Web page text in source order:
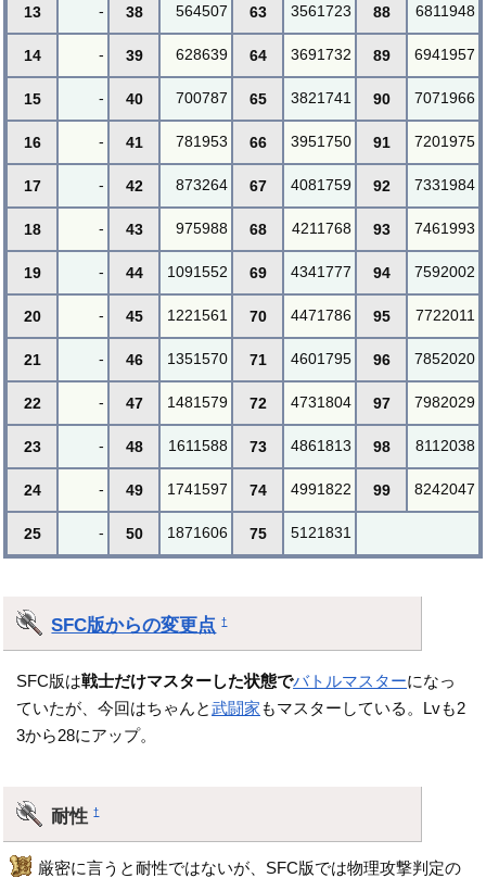
13 - 38 564507 63 3561723 88 6811948
14 - 39 628639 64 3691732 89 6941957
15 - 40 700787 65 3821741 90 7071966
16 - 41 781953 66 3951750 91 7201975
17 - 42 873264 67 4081759 92 7331984
18 - 43 975988 68 4211768 93 7461993
19 - 44 1091552 69 4341777 94 7592002
20 - 45 1221561 70 4471786 95 7722011
21 - 46 1351570 71 4601795 96 7852020
22 - 47 1481579 72 4731804 97 7982029
23 - 48 1611588 73 4861813 98 8112038
24 - 49 1741597 74 4991822 99 8242047
25 - 50 1871606 75 5121831
SFC版からの変更点 †
SFC版は戦士だけマスターした状態でバトルマスターになっ
ていたが、今回はちゃんと武闘家もマスターしている。Lvも2
3から28にアップ。
耐性†
厳密に言うと耐性ではないが、SFC版では物理攻撃判定の